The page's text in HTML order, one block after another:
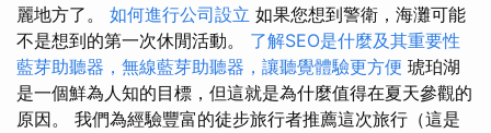
麗地方了。 如何進行公司設立 如果您想到警衛，海灘可能
不是想到的第一次休閒活動。 了解SEO是什麼及其重要性
藍芽助聽器，無線藍芽助聽器，讓聽覺體驗更方便 琥珀湖
是一個鮮為人知的目標，但這就是為什麼值得在夏天參觀的
原因。 我們為經驗豐富的徒步旅行者推薦這次旅行（這是